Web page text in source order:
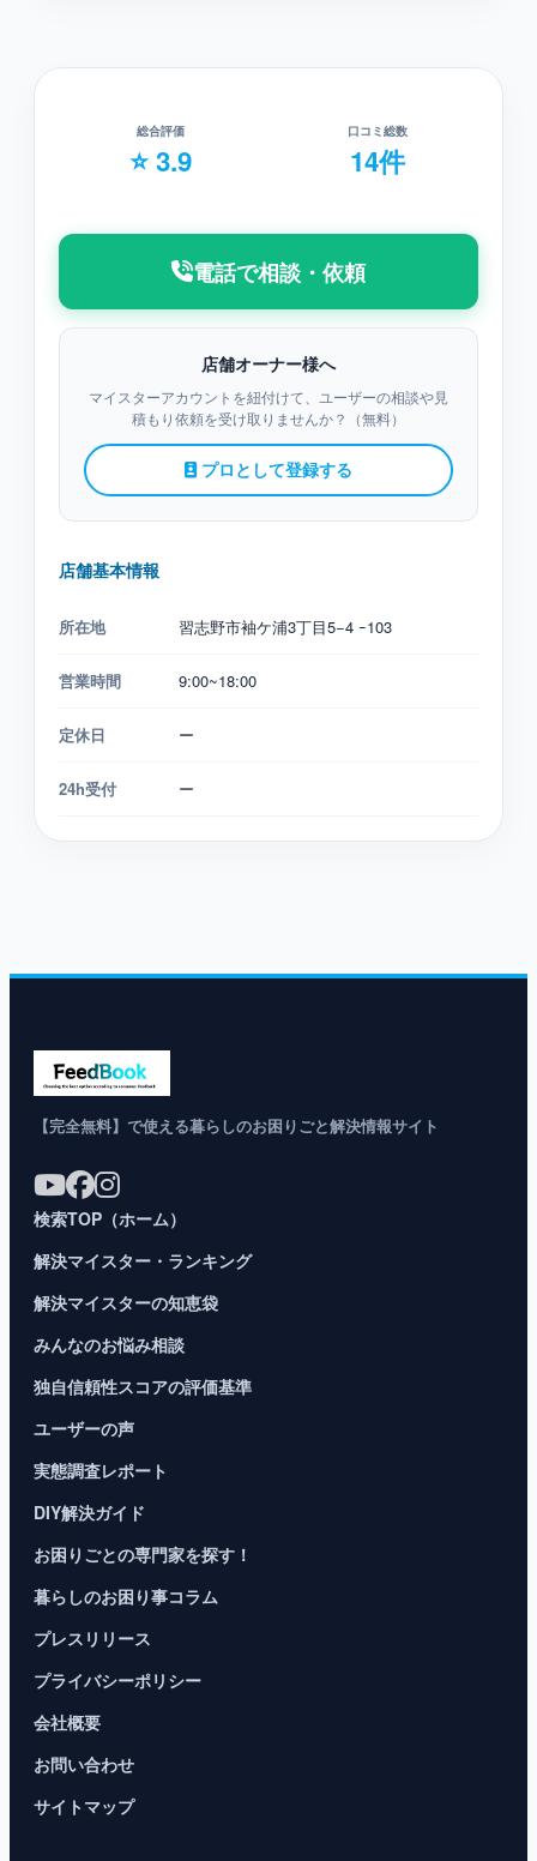
総合評価
⭐ 3.9
口コミ総数
14件
電話で相談・依頼
店舗オーナー様へ
マイスターアカウントを紐付けて、ユーザーの相談や見
積もり依頼を受け取りませんか？（無料）
プロとして登録する
店舗基本情報
所在地 習志野市袖ケ浦3丁目5−4 ｰ103
営業時間 9:00~18:00
定休日 ー
24h受付 ー
【完全無料】で使える暮らしのお困りごと解決情報サイト
検索TOP（ホーム）
解決マイスター・ランキング
解決マイスターの知恵袋
みんなのお悩み相談
独自信頼性スコアの評価基準
ユーザーの声
実態調査レポート
DIY解決ガイド
お困りごとの専門家を探す！
暮らしのお困り事コラム
プレスリリース
プライバシーポリシー
会社概要
お問い合わせ
サイトマップ